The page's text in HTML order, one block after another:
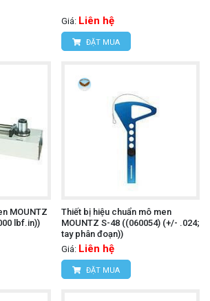
Giá: Liên hệ
ĐẶT MUA
MOUNTZ
lbf.in))
Thiết bị hiệu chuẩn mô men
MOUNTZ S-48 ((060054) (+/- .024;
tay phân đoạn))
Giá: Liên hệ
ĐẶT MUA